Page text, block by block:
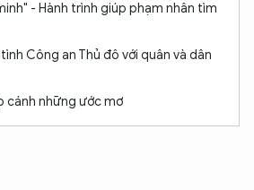
- Hành trình giúp phạm nhân tìm
Công an Thủ đô với quân và dân
cánh những ước mơ